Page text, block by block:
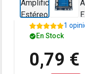
1
En Stock
0,79 €